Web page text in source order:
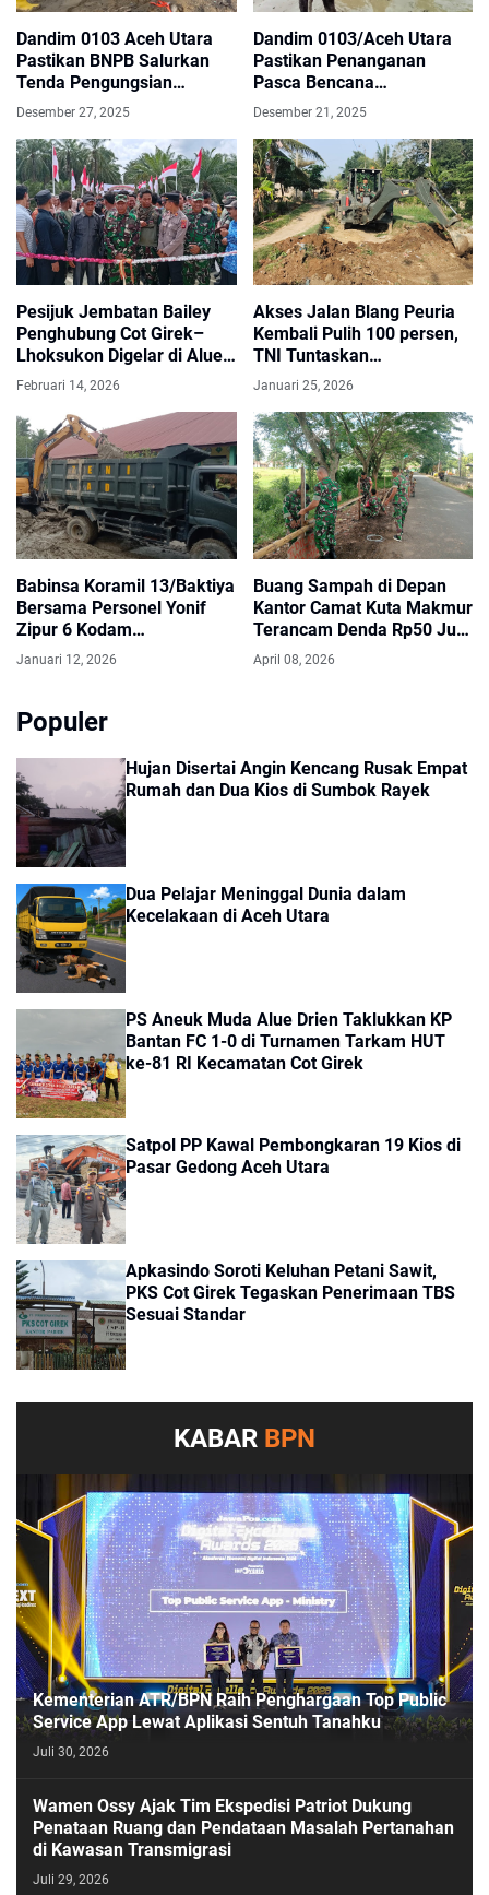
Dandim 0103 Aceh Utara
Pastikan BNPB Salurkan
Tenda Pengungsian
Bertahap
Desember 27, 2025
Dandim 0103/Aceh Utara
Pastikan Penanganan
Pasca Bencana
Menjangkau Seluruh
Desember 21, 2025
Pesijuk Jembatan Bailey
Penghubung Cot Girek–
Lhoksukon Digelar di Alue
Leuhob
Februari 14, 2026
Akses Jalan Blang Peuria
Kembali Pulih 100 persen,
TNI Tuntaskan
Pembenahan dengan Alat
Januari 25, 2026
Babinsa Koramil 13/Baktiya
Bersama Personel Yonif
Zipur 6 Kodam
XII/Tanjungpura
Laksanakan Pembersihan
Banjir
Januari 12, 2026
Buang Sampah di Depan
Kantor Camat Kuta Makmur
Terancam Denda Rp50 Juta
atau Kurungan 6 Bulan
April 08, 2026
Populer
Hujan Disertai Angin Kencang Rusak Empat
Rumah dan Dua Kios di Sumbok Rayek
Dua Pelajar Meninggal Dunia dalam
Kecelakaan di Aceh Utara
PS Aneuk Muda Alue Drien Taklukkan KP
Bantan FC 1-0 di Turnamen Tarkam HUT
ke-81 RI Kecamatan Cot Girek
Satpol PP Kawal Pembongkaran 19 Kios di
Pasar Gedong Aceh Utara
Apkasindo Soroti Keluhan Petani Sawit,
PKS Cot Girek Tegaskan Penerimaan TBS
Sesuai Standar
KABAR BPN
Kementerian ATR/BPN Raih Penghargaan Top Public
Service App Lewat Aplikasi Sentuh Tanahku
Juli 30, 2026
Wamen Ossy Ajak Tim Ekspedisi Patriot Dukung
Penataan Ruang dan Pendataan Masalah Pertanahan
di Kawasan Transmigrasi
Juli 29, 2026